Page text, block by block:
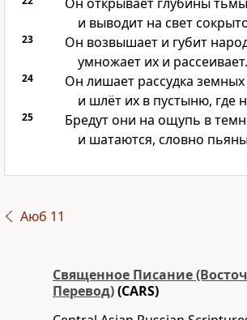
и выводит на свет
23
Он возвышает и губит
умножает их и рассеивает.
24
Он лишает рассудка
и шлёт их в пустыню, где
25
Бредут они на ощупь в
и шатаются, словно
Аюб 11
Священное Писание
Перевод)(CARS)